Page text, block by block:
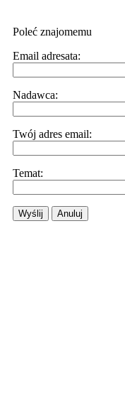
Poleć znajomemu
Email adresata:
Nadawca:
Twój adres email:
Temat:
Wyślij Anuluj